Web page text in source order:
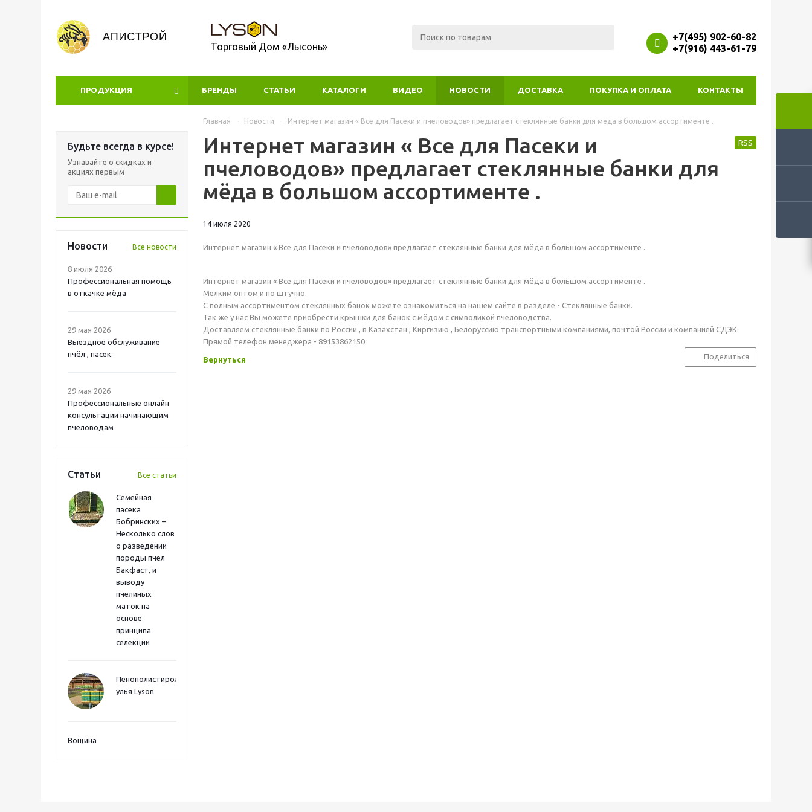
Торговый Дом «Лысонь»
+7(495) 902-60-82
+7(916) 443-61-79
ПРОДУКЦИЯ УЦЕНКА
БРЕНДЫ СТАТЬИ КАТАЛОГИ ВИДЕО НОВОСТИ ДОСТАВКА ПОКУПКА И ОПЛАТА КОНТАКТЫ
Будьте всегда в курсе!
Узнавайте о скидках и
акциях первым
Новости Все новости
8 июля 2026
Профессиональная помощь
в откачке мёда
29 мая 2026
Выездное обслуживание
пчёл , пасек.
29 мая 2026
Профессиональные онлайн
консультации начинающим
пчеловодам
Статьи Все статьи
Семейная
пасека
Бобринских –
Несколько слов
о разведении
породы пчел
Бакфаст, и
выводу
пчелиных
маток на
основе
принципа
селекции
Пенополистиролные
улья Lyson
Вощина
Главная - Новости - Интернет магазин « Все для Пасеки и пчеловодов» предлагает стеклянные банки для мёда в большом ассортименте .
Интернет магазин « Все для Пасеки и
пчеловодов» предлагает стеклянные банки для
мёда в большом ассортименте .
RSS
14 июля 2020
Интернет магазин « Все для Пасеки и пчеловодов» предлагает стеклянные банки для мёда в большом ассортименте .
Интернет магазин « Все для Пасеки и пчеловодов» предлагает стеклянные банки для мёда в большом ассортименте .
Мелким оптом и по штучно.
С полным ассортиментом стеклянных банок можете ознакомиться на нашем сайте в разделе - Стеклянные банки.
Так же у нас Вы можете приобрести крышки для банок с мёдом с символикой пчеловодства.
Доставляем стеклянные банки по России , в Казахстан , Киргизию , Белоруссию транспортными компаниями, почтой России и компанией СДЭК.
Прямой телефон менеджера - 89153862150
Вернуться Поделиться